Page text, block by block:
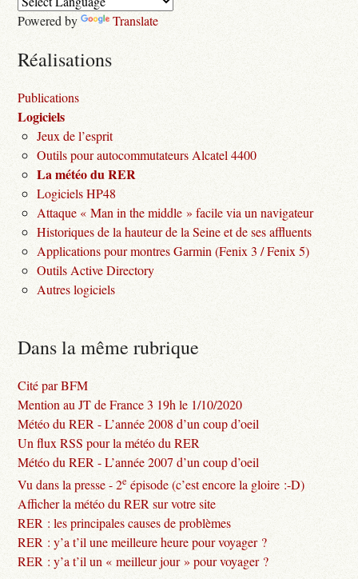
Powered by Translate
Réalisations
Publications
Logiciels
Jeux de l’esprit
Outils pour autocommutateurs Alcatel 4400
La météo du RER
Logiciels HP48
Attaque « Man in the middle » facile via un navigateur
Historiques de la hauteur de la Seine et de ses affluents
Applications pour montres Garmin (Fenix 3 / Fenix 5)
Outils Active Directory
Autres logiciels
Dans la même rubrique
Cité par BFM
Mention au JT de France 3 19h le 1/10/2020
Météo du RER - L’année 2008 d’un coup d’oeil
Un flux RSS pour la météo du RER
Météo du RER - L’année 2007 d’un coup d’oeil
Vu dans la presse - 2e épisode (c’est encore la gloire :-D)
Afficher la météo du RER sur votre site
RER : les principales causes de problèmes
RER : y’a t’il une meilleure heure pour voyager ?
RER : y’a t’il un « meilleur jour » pour voyager ?